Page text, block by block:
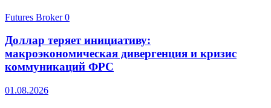
Futures Broker0
Доллар теряет инициативу:
макроэкономическая дивергенция и кризис
коммуникаций ФРС
01.08.2026